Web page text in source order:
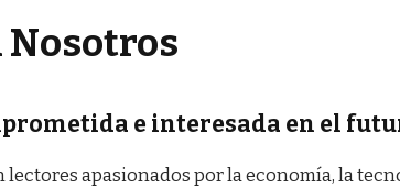
Nosotros
e interesada en el
lectores apasionados por la economía, la